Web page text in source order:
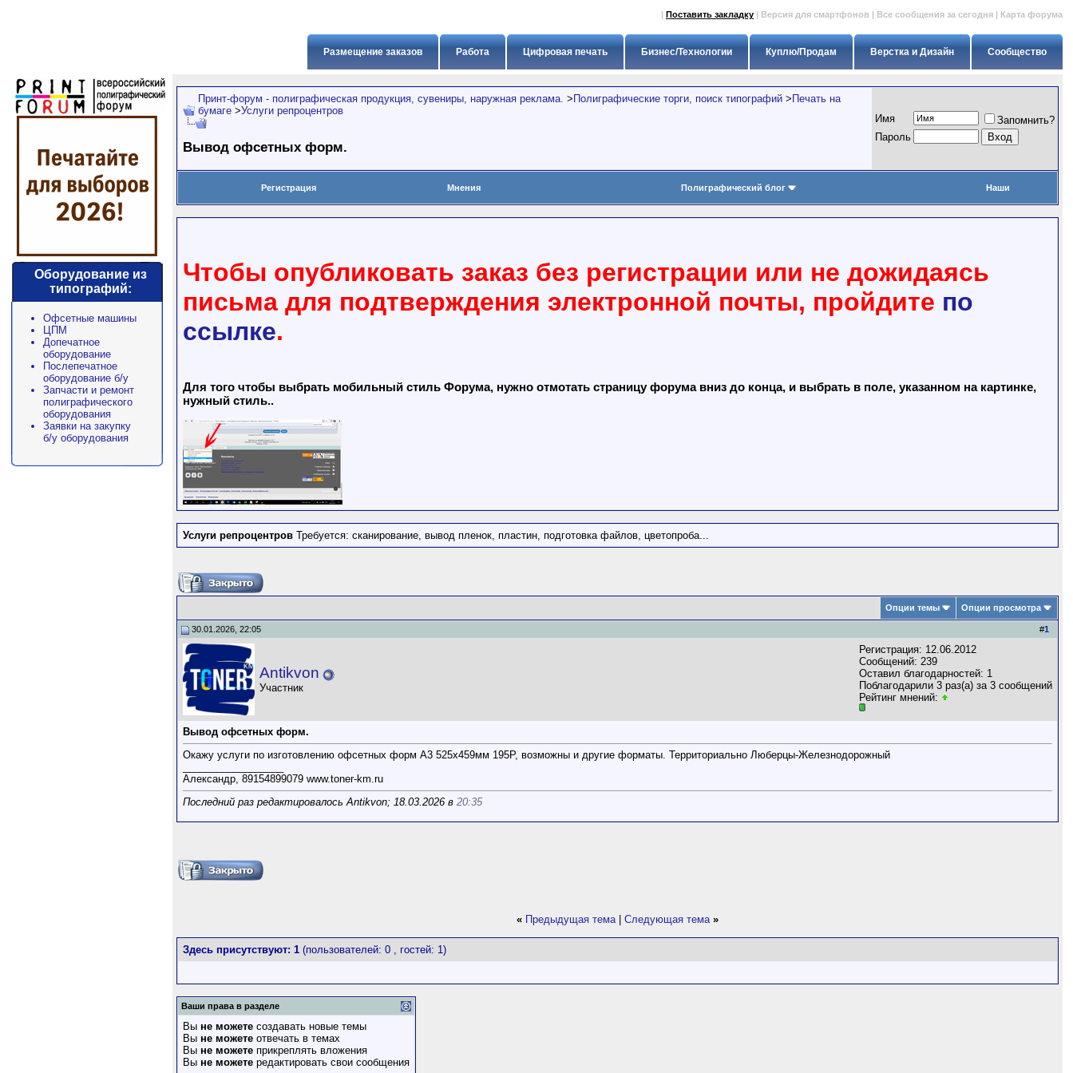
| Поставить закладку | Версия для смартфонов | Все сообщения за сегодня | Карта форума
Сообщество
Верстка и Дизайн
Куплю/Продам
Бизнес/Технологии
Цифровая печать
Работа
Размещение заказов
Оборудование из
типографий:
Офсетные машины
ЦПМ
Допечатное
оборудование
Послепечатное
оборудование б/у
Запчасти и ремонт
полиграфического
оборудования
Заявки на закупку
б/у оборудования
Принт-форум - полиграфическая продукция, сувениры, наружная реклама. > Полиграфические торги, поиск типографий > Печать на
бумаге >Услуги репроцентров
Вывод офсетных форм.
Имя
Запомнить?
Пapoль
Регистрация Мнения Полиграфический блог Наши
Чтобы опубликовать заказ без регистрации или не дожидаясь
письма для подтверждения электронной почты, пройдите по
ссылке.
Для того чтобы выбрать мобильный стиль Форума, нужно отмотать страницу форума вниз до конца, и выбрать в поле, указанном на картинке,
нужный стиль..
Услуги репроцентров Требуется: сканирование, вывод пленок, пластин, подготовка файлов, цветопроба...
Опции темы Опции просмотра
#1
30.01.2026, 22:05
Antikvon
Участник
Регистрация: 12.06.2012
Сообщений: 239
Оставил благодарностей: 1
Поблагодарили 3 раз(а) за 3 сообщений
Рейтинг мнений:
Вывод офсетных форм.
Окажу услуги по изготовлению офсетных форм А3 525х459мм 195Р, возможны и другие форматы. Территориально Люберцы-Железнодорожный
Александр, 89154899079 www.toner-km.ru
Последний раз редактировалось Antikvon; 18.03.2026 в 20:35
« Предыдущая тема| Следующая тема »
Здесь присутствуют: 1 (пользователей: 0 , гостей: 1)
Ваши права в разделе
Вы не можете создавать новые темы
Вы не можете отвечать в темах
Вы не можете прикреплять вложения
Вы не можете редактировать свои сообщения